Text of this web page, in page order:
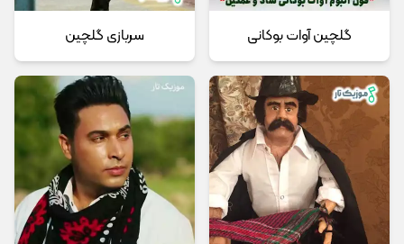
گلچین آوات بوکانی سربازی گلچین